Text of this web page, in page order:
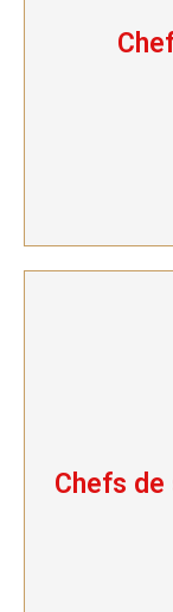
Chefs
Chefs